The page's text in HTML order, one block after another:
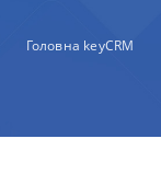
Головна keyCRM